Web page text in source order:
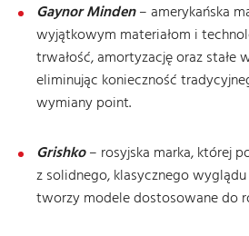
Gaynor Minden– amerykańska
wyjątkowym materiałom i
trwałość, amortyzację oraz stałe
eliminując konieczność
wymiany point.
Grishko– rosyjska marka, której
z solidnego, klasycznego
tworzy modele dostosowane do